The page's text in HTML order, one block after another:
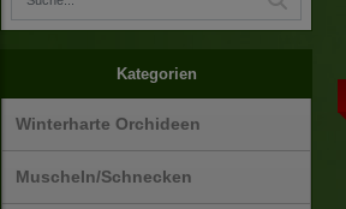
Kategorien
Winterharte Orchideen
Muscheln/Schnecken